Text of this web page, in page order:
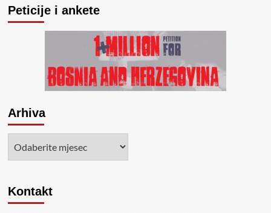
Peticije i ankete
Arhiva
Kontakt